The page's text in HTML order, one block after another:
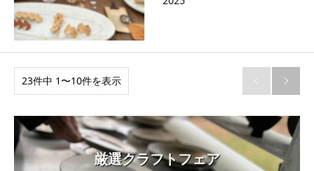
23件中 1〜10件を表示  
厳選クラフトフェア